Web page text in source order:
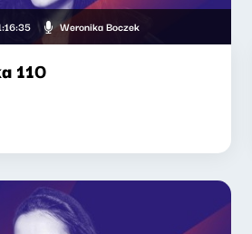
Weronika Boczek
110